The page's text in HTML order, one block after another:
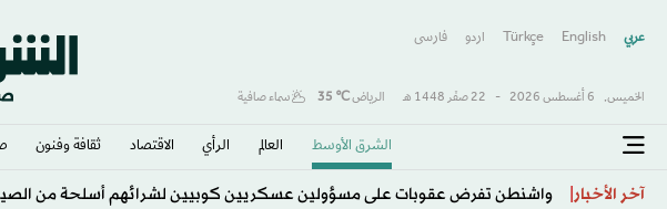
عربي English
Türkçe اردو فارسى
الخميس, 6 أغسطس 2026 - 22 صفَر 1448 هـ الرياض℃
35 سماء صافية
الشرق الأوسط​ العالم الرأي الاقتصاد ثقافة وفنون
آخر الأخبار واشنطن تفرض عقوبات على مسؤولين عسكريين كوبيين لشرائهم أسلحة من